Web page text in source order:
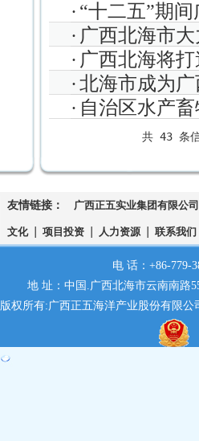
28)
· “十二五”期
· 广西北海市
养 (2016-1-22)
· 广西北海将
·北海市成为
· 自治区水产
(2014-2-11)
共 43 条
友情链接： 广西正五实业集团有限公司
文化 项目投资 人力资源 联系我们
电 话：+86-779-
地 址：中国.广西北海市云南南路
版权所有:广西正五海洋产业股份有限